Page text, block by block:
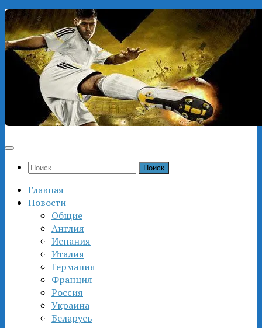
Перейти
к
содержимому
Найти:
Главная
Новости
Общие
Англия
Испания
Италия
Германия
Франция
Россия
Украина
Беларусь